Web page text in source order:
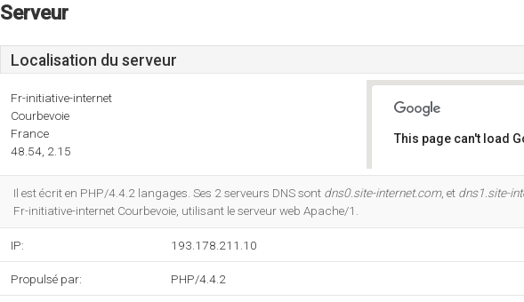
Serveur
Localisation du serveur
Fr-initiative-internet
Courbevoie
France
48.54, 2.15
This page can't load
Il est écrit en PHP/4.4.2 langages. Ses 2 serveurs DNS sont dns0.site-internet.com, et dns1.site-
Fr-initiative-internet Courbevoie, utilisant le serveur web Apache/1.
IP: 193.178.211.10
Propulsé par: PHP/4.4.2